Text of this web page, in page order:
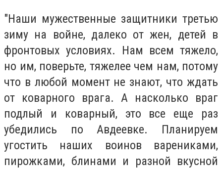
"Наши мужественные защитники третью
зиму на войне, далеко от жен, детей в
фронтовых условиях. Нам всем тяжело,
но им, поверьте, тяжелее чем нам, потому
что в любой момент не знают, что ждать
от коварного врага. А насколько враг
подлый и коварный, это все еще раз
убедились по Авдеевке. Планируем
угостить наших воинов варениками,
пирожками, блинами и разной вкусной